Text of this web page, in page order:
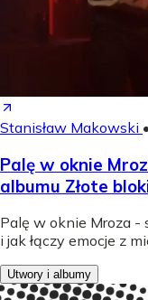
Stanisław Makowski •
Palę w oknie
albumu Złote
Palę w oknie Mroza -
i jak łączy emocje z
Utwory i albumy